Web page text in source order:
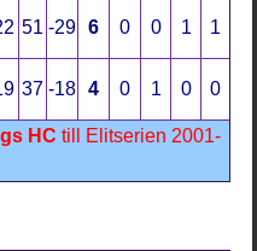
51 -29 6 0 0 1 1
37 -18 4 0 1 0 0
HC till Elitserien 2001-